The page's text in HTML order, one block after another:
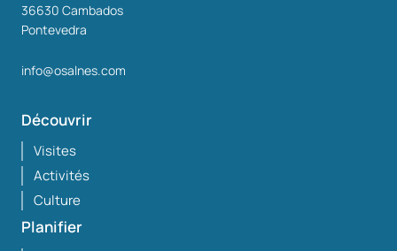
36630 Cambados
Pontevedra
info@osalnes.com
Découvrir
Visites
Activités
Culture
Planifier